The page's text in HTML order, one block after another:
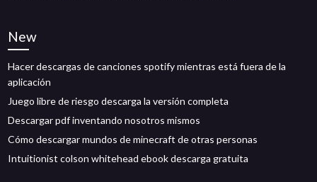
New
Hacer descargas de canciones spotify mientras está fuera de la
aplicación
Juego libre de riesgo descarga la versión completa
Descargar pdf inventando nosotros mismos
Cómo descargar mundos de minecraft de otras personas
Intuitionist colson whitehead ebook descarga gratuita